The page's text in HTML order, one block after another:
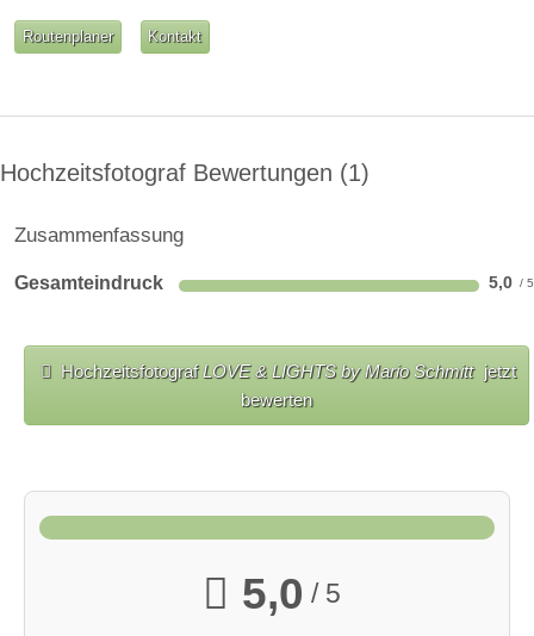
Routenplaner Kontakt
Hochzeitsfotograf Bewertungen 1
Zusammenfassung
Gesamteindruck 5,0
HochzeitsfotografLOVE & LIGHTS by Mario Schmitt jetzt
bewerten
5,0 / 5